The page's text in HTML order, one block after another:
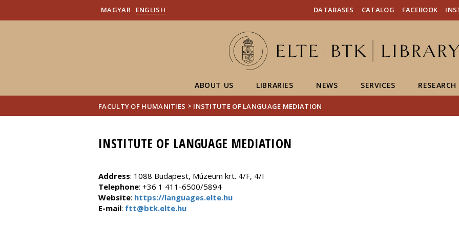
MAGYAR ENGLISH DATABASES CATALOG FACEBOOK
ABOUT US LIBRARIES NEWS SERVICES
FACULTY OF HUMANITIES > INSTITUTE OF LANGUAGE MEDIATION
INSTITUTE OF LANGUAGE MEDIATION
Address: 1088 Budapest, Múzeum krt. 4/F, 4/I
Telephone: +36 1 411-6500/5894
Website: https://languages.elte.hu
E-mail: ftt@btk.elte.hu